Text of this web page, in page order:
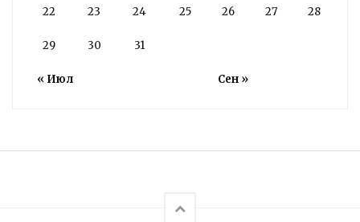
« Июл Сен »
22 23 24 25 26 27 28
29 30 31